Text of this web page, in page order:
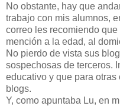
No obstante, hay que
trabajo con mis alumnos,
correo les recomiendo
mención a la edad, al
No pierdo de vista sus
sospechosas de terceros.
educativo y que para
blogs.
Y, como apuntaba Lu, en